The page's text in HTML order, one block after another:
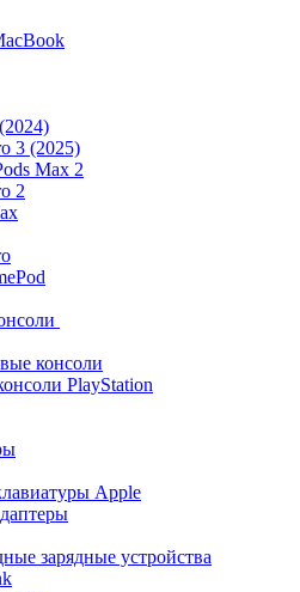
3 (2025)
Max 2
2
консоли
PlayStation
Apple
зарядные устройства